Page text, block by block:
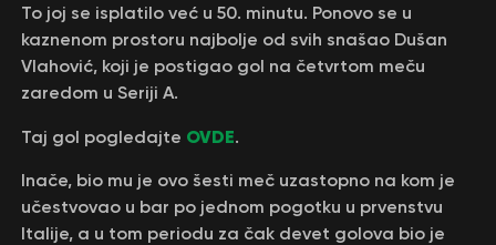
To joj se isplatilo već u 50. minutu. Ponovo se u
kaznenom prostoru najbolje od svih snašao Dušan
Vlahović, koji je postigao gol na četvrtom meču
zaredom u Seriji A.
Taj gol pogledajte OVDE.
Inače, bio mu je ovo šesti meč uzastopno na kom je
učestvovao u bar po jednom pogotku u prvenstvu
Italije, a u tom periodu za čak devet golova bio je